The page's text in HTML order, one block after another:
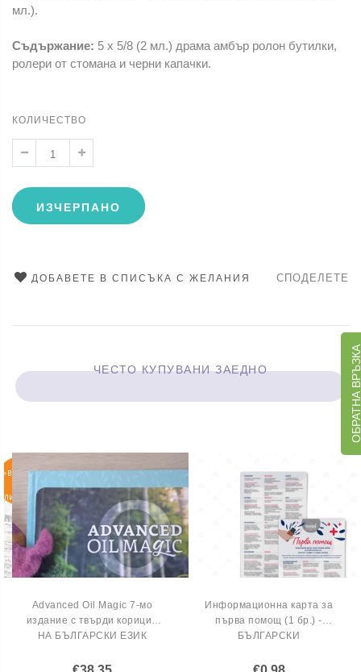
мл.).
Съдържание: 5 х 5/8 (2 мл.) драма амбър ролон бутилки,
ролери от стомана и черни капачки.
КОЛИЧЕСТВО
ИЗЧЕРПАНО
ДОБАВЕТЕ В СПИСЪКА С ЖЕЛАНИЯ СПОДЕЛЕТЕ
ЧЕСТО КУПУВАНИ ЗАЕДНО
>ВКЛЮЧИ
ЛИСТАТА
ЧАКАЩИТЕ
Advanced Oil Magic 7-мо
издание с твърди корици -
НА БЪЛГАРСКИ ЕЗИК
Информационна карта за
първа помощ (1 бр.) -
БЪЛГАРСКИ